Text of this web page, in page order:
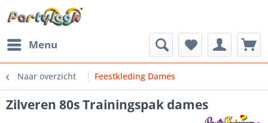
Menu
Naar overzicht Feestkleding Dames
Zilveren 80s Trainingspak dames